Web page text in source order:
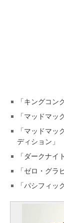
「キングコン
「マッドマッ
「マッドマ
ディション」
「ダークナイ
「ゼロ・グラ
「パシフィッ